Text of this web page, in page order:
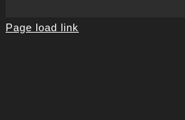
Page load link